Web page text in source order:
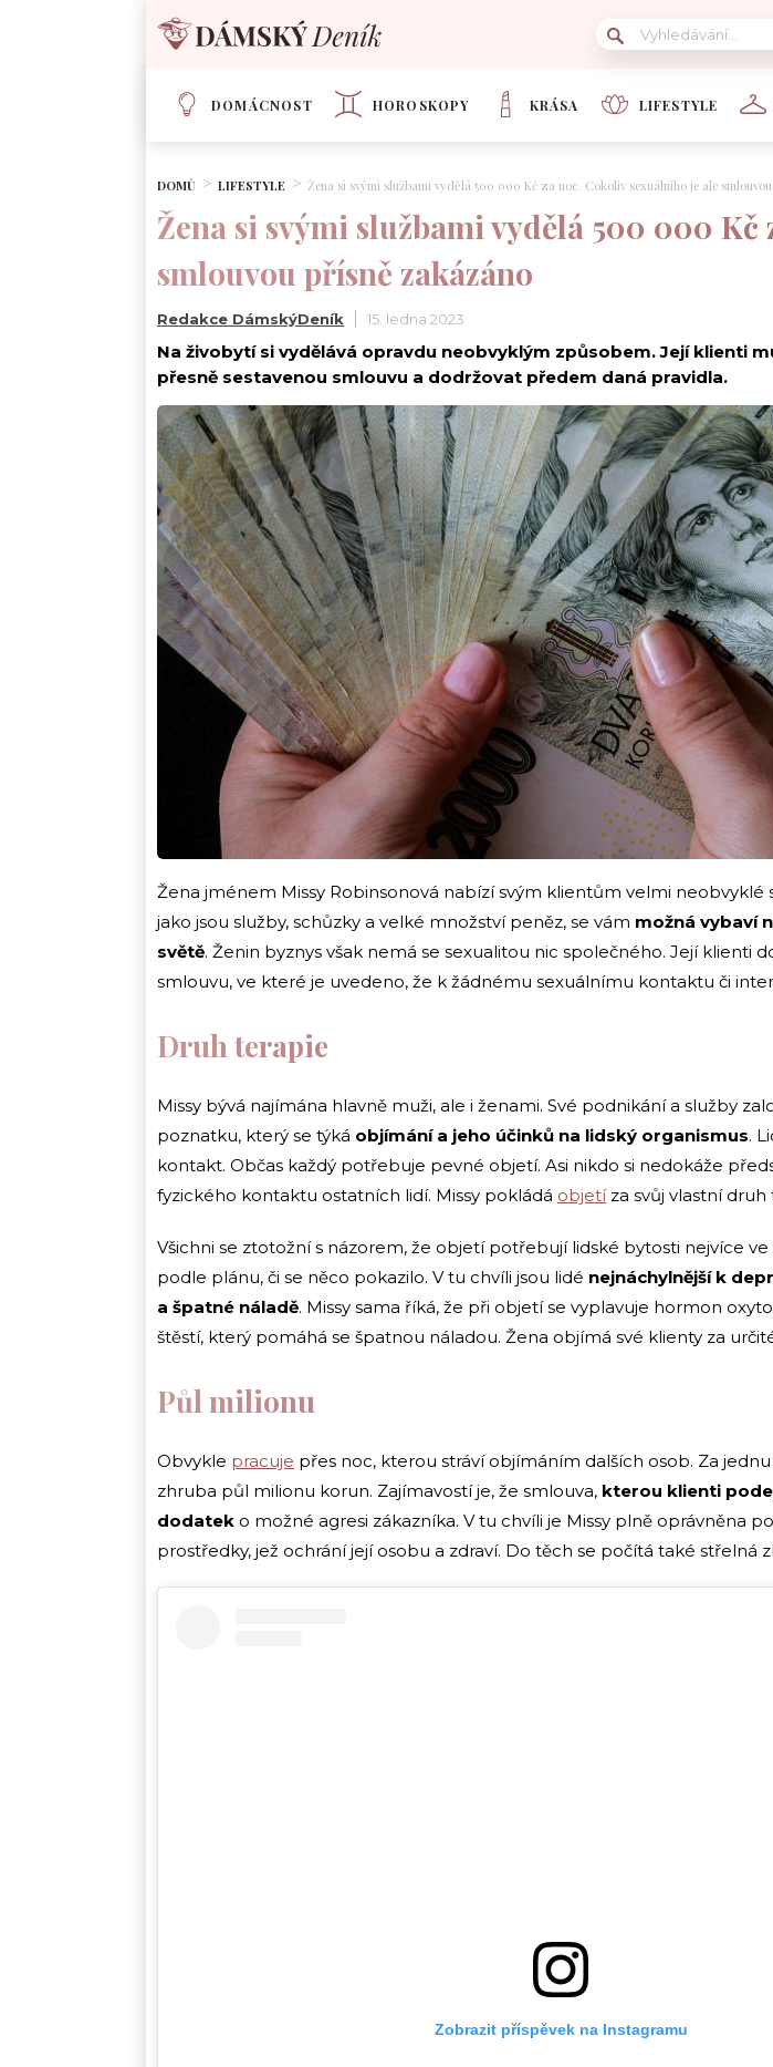
DOMÁCNOST HOROSKOPY KRÁSA LIFESTYLE
DOMŮ LIFESTYLE Žena si svými službami vydělá 500 000 Kč za noc. Cokoliv sexuálního je ale
Žena si svými službami vydělá 500 000
smlouvou přísně zakázáno
Redakce DámskýDeník 15. ledna 2023
Na živobytí si vydělává opravdu neobvyklým způsobem. Její klienti
přesně sestavenou smlouvu a dodržovat předem daná pravidla.
Žena jménem Missy Robinsonová nabízí svým klientům velmi neobvyklé
jako jsou služby, schůzky a velké množství peněz, se vám možná vybaví
světě. Ženin byznys však nemá se sexualitou nic společného. Její klienti
smlouvu, ve které je uvedeno, že k žádnému sexuálnímu kontaktu či
Druh terapie
Missy bývá najímána hlavně muži, ale i ženami. Své podnikání a služby
poznatku, který se týká objímání a jeho účinků na lidský organismus.
kontakt. Občas každý potřebuje pevné objetí. Asi nikdo si nedokáže
fyzického kontaktu ostatních lidí. Missy pokládá objetíza svůj vlastní druh
Všichni se ztotožní s názorem, že objetí potřebují lidské bytosti nejvíce ve
podle plánu, či se něco pokazilo. V tu chvíli jsou lidé nejnáchylnější k
a špatné náladě. Missy sama říká, že při objetí se vyplavuje hormon
štěstí, který pomáhá se špatnou náladou. Žena objímá své klienty za
Půl milionu
Obvykle pracuje přes noc, kterou stráví objímáním dalších osob. Za jednu
zhruba půl milionu korun. Zajímavostí je, že smlouva, kterou klienti
dodatek o možné agresi zákazníka. V tu chvíli je Missy plně oprávněna
prostředky, jež ochrání její osobu a zdraví. Do těch se počítá také střelná
Zobrazit příspěvek na Instagramu